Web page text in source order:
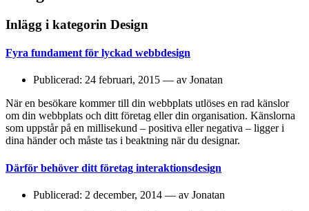
Inlägg i kategorin Design
Fyra fundament för lyckad webbdesign
Publicerad: 24 februari, 2015 — av Jonatan
När en besökare kommer till din webbplats utlöses en rad känslor
om din webbplats och ditt företag eller din organisation. Känslorna
som uppstår på en millisekund – positiva eller negativa – ligger i
dina händer och måste tas i beaktning när du designar.
Därför behöver ditt företag interaktionsdesign
Publicerad: 2 december, 2014 — av Jonatan